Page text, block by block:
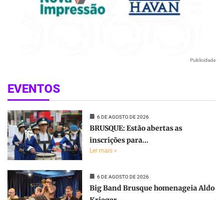
Publicidade
EVENTOS
6 DE AGOSTO DE 2026
BRUSQUE: Estão abertas as
inscrições para...
Ler mais »
6 DE AGOSTO DE 2026
Big Band Brusque homenageia Aldo